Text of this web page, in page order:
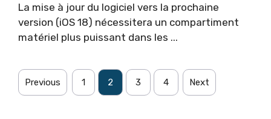
La mise à jour du logiciel vers la prochaine
version (iOS 18) nécessitera un compartiment
matériel plus puissant dans les ...
Previous 1 2 3 4 Next